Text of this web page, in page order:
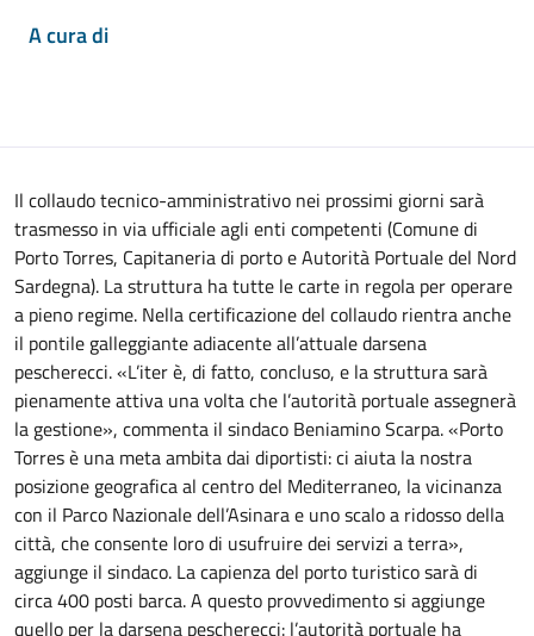
A cura di
Il collaudo tecnico-amministrativo nei prossimi giorni sarà
trasmesso in via ufficiale agli enti competenti (Comune di
Porto Torres, Capitaneria di porto e Autorità Portuale del Nord
Sardegna). La struttura ha tutte le carte in regola per operare
a pieno regime. Nella certificazione del collaudo rientra anche
il pontile galleggiante adiacente all’attuale darsena
pescherecci. «L’iter è, di fatto, concluso, e la struttura sarà
pienamente attiva una volta che l’autorità portuale assegnerà
la gestione», commenta il sindaco Beniamino Scarpa. «Porto
Torres è una meta ambita dai diportisti: ci aiuta la nostra
posizione geografica al centro del Mediterraneo, la vicinanza
con il Parco Nazionale dell’Asinara e uno scalo a ridosso della
città, che consente loro di usufruire dei servizi a terra»,
aggiunge il sindaco. La capienza del porto turistico sarà di
circa 400 posti barca. A questo provvedimento si aggiunge
quello per la darsena pescherecci: l’autorità portuale ha